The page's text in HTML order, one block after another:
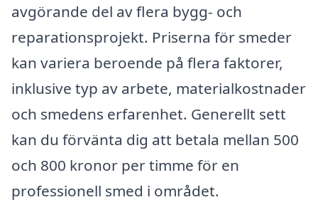
avgörande del av flera bygg- och
reparationsprojekt. Priserna för smeder
kan variera beroende på flera faktorer,
inklusive typ av arbete, materialkostnader
och smedens erfarenhet. Generellt sett
kan du förvänta dig att betala mellan 500
och 800 kronor per timme för en
professionell smed i området.